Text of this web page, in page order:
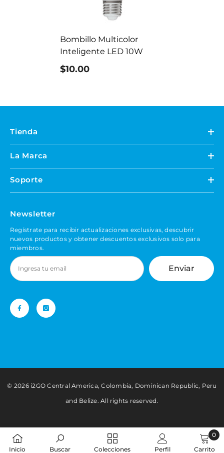
Bombillo Multicolor
Inteligente LED 10W
$10.00
Tienda
La Marca
Soporte
Newsletter
Regístrate para recibir actualizaciones exclusivas, descubrir
nuevos productos y obtener descuentos exclusivos solo para
miembros.
Enviar
©️ 2026 i2GO Central America, Colombia, Dominican Republic, Peru
and Belize. All rights reserved.
Inicio Buscar Colecciones Perfil Carrito
0
0